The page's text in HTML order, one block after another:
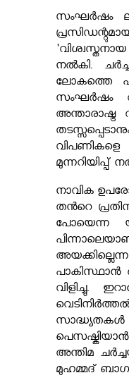
സംഘർഷം
നൽകി.
ലോകത്തെ
സംഘർഷം
വിപണികളെ
മുന്നറിയിപ്പ്
നാവിക
തന്‍റെ
പോയെന്ന
പാകിസ്ഥാൻ
വിളിച്ചു.
അന്തിമ
മുഹമ്മദ്